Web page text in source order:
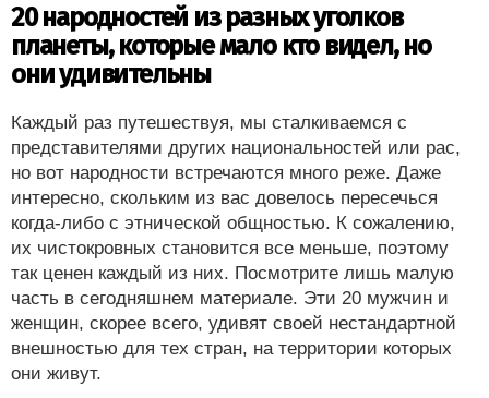
20 народностей из разных уголков
планеты, которые мало кто видел, но
они удивительны
Каждый раз путешествуя, мы сталкиваемся с
представителями других национальностей или рас,
но вот народности встречаются много реже. Даже
интересно, скольким из вас довелось пересечься
когда-либо с этнической общностью. К сожалению,
их чистокровных становится все меньше, поэтому
так ценен каждый из них. Посмотрите лишь малую
часть в сегодняшнем материале. Эти 20 мужчин и
женщин, скорее всего, удивят своей нестандартной
внешностью для тех стран, на территории которых
они живут.